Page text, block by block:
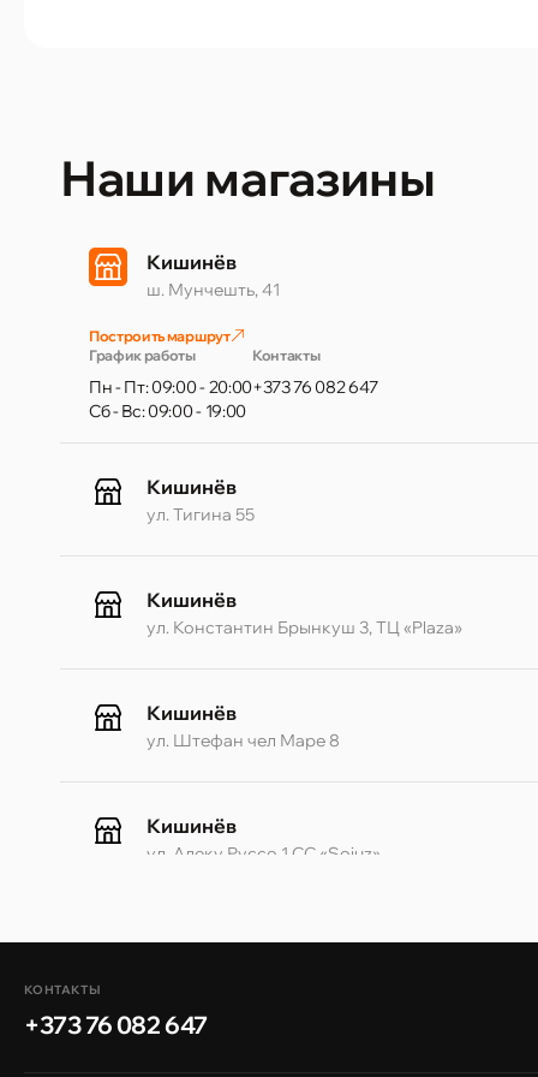
Наши магазины
Кишинёв
ш. Мунчешть, 41
Построить маршрут
График работы
Пн - Пт: 09:00 - 20:00
Сб - Вс: 09:00 - 19:00
Контакты
+373 76 082 647
Кишинёв
ул. Тигина 55
Кишинёв
ул. Константин Брынкуш 3, ТЦ «Plaza»
Кишинёв
ул. Штефан чел Маре 8
Кишинёв
ул. Алеку Руссо 1 CC «Soiuz»
Кишинёв
КОНТАКТЫ
+373 76 082 647